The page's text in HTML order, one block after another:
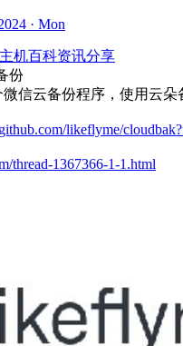
· Mon
主机百科资讯分享
份
信云备份程序，使用云
likeflyme/
thread-1367366-1-1.html